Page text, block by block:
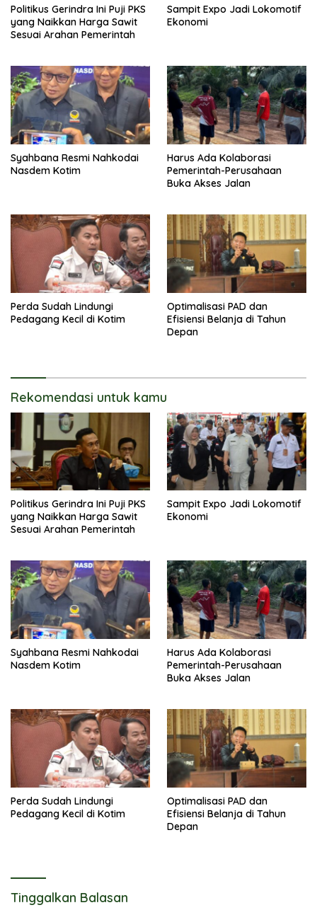
Politikus Gerindra Ini Puji PKS
yang Naikkan Harga Sawit
Sesuai Arahan Pemerintah
Sampit Expo Jadi Lokomotif
Ekonomi
Syahbana Resmi Nahkodai
Nasdem Kotim
Harus Ada Kolaborasi
Pemerintah-Perusahaan
Buka Akses Jalan
Perda Sudah Lindungi
Pedagang Kecil di Kotim
Optimalisasi PAD dan
Efisiensi Belanja di Tahun
Depan
Rekomendasi untuk kamu
Politikus Gerindra Ini Puji PKS
yang Naikkan Harga Sawit
Sesuai Arahan Pemerintah
Sampit Expo Jadi Lokomotif
Ekonomi
Syahbana Resmi Nahkodai
Nasdem Kotim
Harus Ada Kolaborasi
Pemerintah-Perusahaan
Buka Akses Jalan
Perda Sudah Lindungi
Pedagang Kecil di Kotim
Optimalisasi PAD dan
Efisiensi Belanja di Tahun
Depan
Tinggalkan Balasan